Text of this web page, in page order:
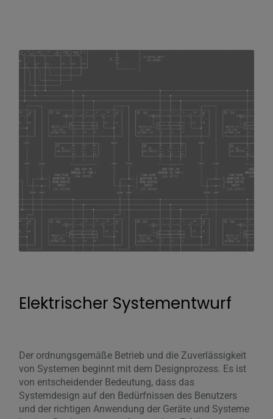
Elektrischer Systementwurf
Der ordnungsgemäße Betrieb und die Zuverlässigkeit
von Systemen beginnt mit dem Designprozess. Es ist
von entscheidender Bedeutung, dass das
Systemdesign auf den Bedürfnissen des Benutzers
und der richtigen Anwendung der Geräte und Systeme